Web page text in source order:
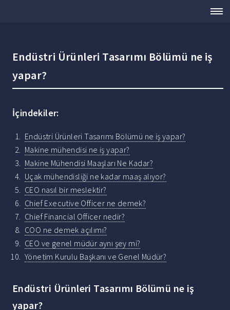
Endüstri Ürünleri Tasarımı Bölümü ne iş
yapar?
İçindekiler:
Endüstri Ürünleri Tasarımı Bölümü ne iş yapar?
Makine mühendisi ne iş yapar?
Makine Mühendisi Maaşları Ne Kadar?
Uçak mühendisliği ne kadar maaş alıyor?
CEO nasıl bir meslektir?
Chief Executive Officer ne demek?
Chief Financial Officer nedir?
COO ne demek açılımı?
CEO ve genel müdür aynı şey mi?
Yönetim Kurulu Başkanı ve Genel Müdür?
Endüstri Ürünleri Tasarımı Bölümü ne iş
yapar?